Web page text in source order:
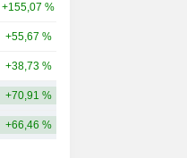
+155,07 %
+55,67 %
+38,73 %
+70,91 %
+66,46 %